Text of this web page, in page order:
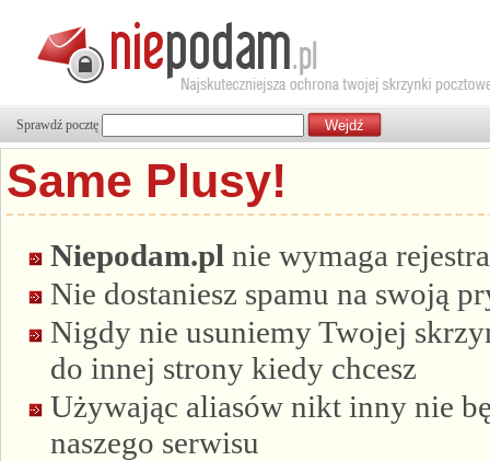
Sprawdź pocztę
Same Plusy!
Niepodam.pl nie wymaga
Nie dostaniesz spamu na swoją
Nigdy nie usuniemy Twojej
do innej strony kiedy chcesz
Używając aliasów nikt inny nie
naszego serwisu